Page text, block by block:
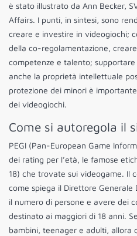
è stato illustrato da Ann Becker,
Affairs. I punti, in sintesi, sono
creare e investire in videogiochi;
della co-regolamentazione,
competenze e talento; supportare
anche la proprietà intellettuale
protezione dei minori è
dei videogiochi.
Come si autoregola il
PEGI (Pan-European Game
dei rating per l’età, le famose
18) che trovate sui videogame. Il
come spiega il Direttore Generale
il numero di persone e avere dei
destinato ai maggiori di 18 anni.
bambini, teenager e adulti, allora